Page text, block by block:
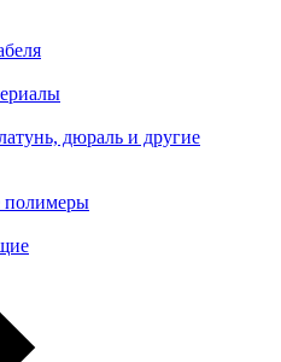
дюраль и другие
полимеры